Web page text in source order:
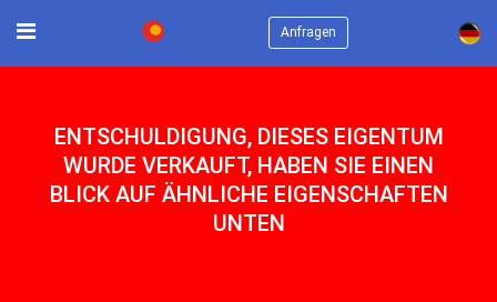
Anfragen ×
ENTSCHULDIGUNG, DIESES EIGENTUM
WURDE VERKAUFT, HABEN SIE EINEN
BLICK AUF ÄHNLICHE EIGENSCHAFTEN
UNTEN